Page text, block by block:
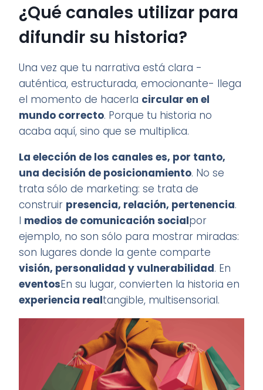
¿Qué canales utilizar para
difundir su historia?
Una vez que tu narrativa está clara -
auténtica, estructurada, emocionante- llega
el momento de hacerla circular en el
mundo correcto. Porque tu historia no
acaba aquí, sino que se multiplica.
La elección de los canales es, por tanto,
una decisión de posicionamiento. No se
trata sólo de marketing: se trata de
construir presencia, relación, pertenencia.
I medios de comunicación socialpor
ejemplo, no son sólo para mostrar miradas:
son lugares donde la gente comparte
visión, personalidad y vulnerabilidad. En
eventosEn su lugar, convierten la historia en
experiencia realtangible, multisensorial.